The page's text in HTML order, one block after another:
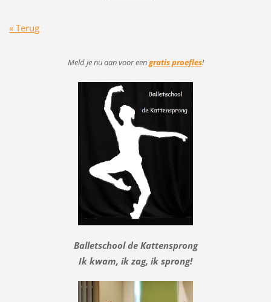
« Terug
Meld je nu aan vooreengratis proefles!
Balletschool de Kattensprong
Ik kwam, ik zag, ik sprong!